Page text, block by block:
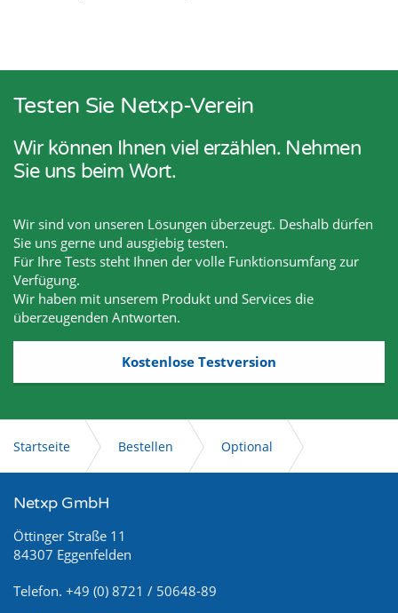
Testen Sie Netxp-Verein
Wir können Ihnen viel erzählen. Nehmen
Sie uns beim Wort.
Wir sind von unseren Lösungen überzeugt. Deshalb dürfen
Sie uns gerne und ausgiebig testen.
Für Ihre Tests steht Ihnen der volle Funktionsumfang zur
Verfügung.
Wir haben mit unserem Produkt und Services die
überzeugenden Antworten.
Kostenlose Testversion
Startseite Bestellen Optional
EBICS
Netxp GmbH
Öttinger Straße 11
84307 Eggenfelden
Telefon. +49 (0) 8721 / 50648-89